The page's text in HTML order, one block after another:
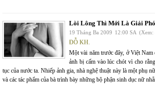
Lòi Lông Thì Mới Là Giải
19 Tháng Ba 2009 12:00 SA (Xem:
ĐỖ KH.
Một vài năm trước đây, ở Việt Nam
ảnh bị cấm vào lúc chót vì cho
tục của nước ta. Nhiếp ảnh gia, nhà nghệ thuật này là một phụ
và các tác phẩm của bà trình bày những bộ phận sinh dục nữ